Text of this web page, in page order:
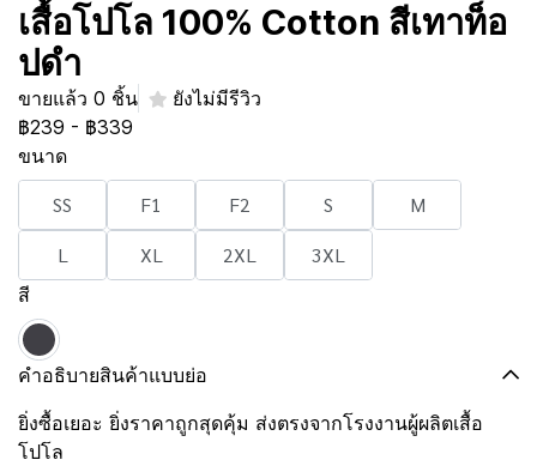
เสื้อโปโล 100% Cotton สีเทาท็อ
ปดำ
ขายแล้ว 0 ชิ้น
ยังไม่มีรีวิว
฿239 - ฿339
ขนาด
SS F1 F2 S
M
L
XL 2XL 3XL
สี
คำอธิบายสินค้าแบบย่อ
ยิ่งซื้อเยอะ ยิ่งราคาถูกสุดคุ้ม ส่งตรงจากโรงงานผู้ผลิตเสื้อ
โปโล